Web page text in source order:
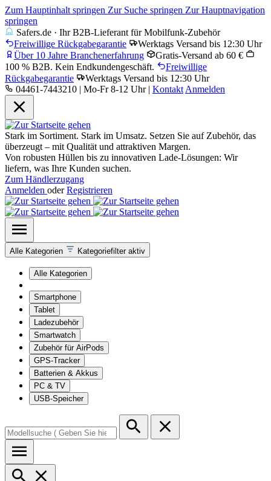
Zum Hauptinhalt springen Zur Suche springen Zur Hauptnavigation
springen
Safers.de · Ihr B2B-Lieferant für Mobilfunk-Zubehör
Freiwillige Rückgabegarantie
Werktags Versand bis 12:30 Uhr
Über 10 Jahre Branchenerfahrung
Gratis-Versand ab 60 €
100 % B2B. Kein Endkundengeschäft.
Freiwillige
Rückgabegarantie
Werktags Versand bis 12:30 Uhr
04461-7443210 | Mo-Fr 8-12 Uhr | Kontakt Anmelden
Stark im Sortiment. Stark im Umsatz. Setzen Sie auf Zubehör, das
überzeugt – mit Qualität und attraktiven Margen.
Von robusten Hüllen bis zu innovativen Lade-Lösungen: Wir
liefern, was Ihre Kunden suchen.
Zum Händlerzugang
Anmelden oder Registrieren
Alle Kategorien Kategoriefilter aktiv
Alle Kategorien
Smartphone
Tablet
Ladezubehör
Smartwatch
Zubehör für AirPods
GPS-Tracker
Batterien & Akkus
PC & TV
USB-Speicher